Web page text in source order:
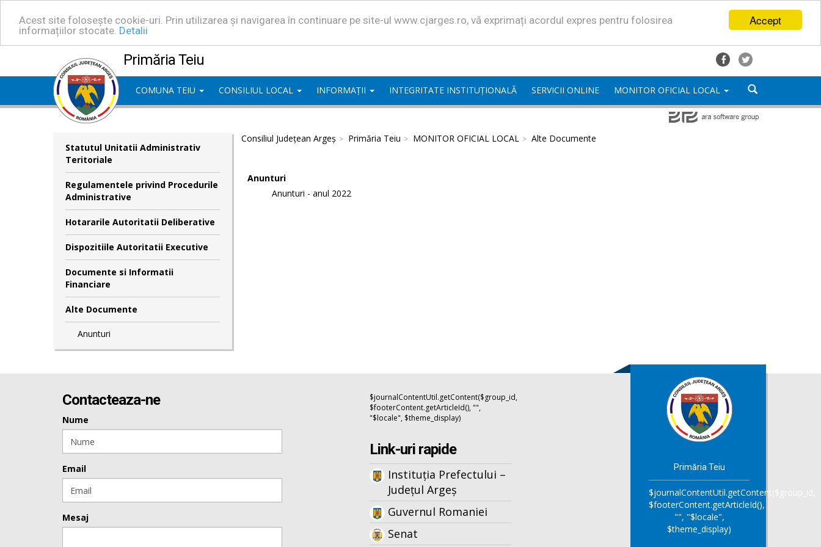
Accept
Acest site folosește cookie-uri. Prin utilizarea și navigarea în continuare pe site-ul www.cjarges.ro, vă exprimați acordul expres pentru folosirea
informațiilor stocate. Detalii
Primăria Teiu
COMUNA TEIU CONSILIUL LOCAL INFORMAȚII INTEGRITATE INSTITUȚIONALĂ SERVICII ONLINE MONITOR OFICIAL LOCAL
Statutul Unitatii Administrativ
Teritoriale
Regulamentele privind Procedurile
Administrative
Hotararile Autoritatii Deliberative
Dispozitiile Autoritatii Executive
Documente si Informatii
Financiare
Alte Documente
Anunturi
Consiliul Județean Argeș Primăria Teiu MONITOR OFICIAL LOCAL Alte Documente
Anunturi
Anunturi - anul 2022
Contacteaza-ne
Nume
Email
Mesaj
$journalContentUtil.getContent($group_id,
$footerContent.getArticleId(), "",
"$locale", $theme_display)
Link-uri rapide
Instituția Prefectului –
Județul Argeș
Guvernul Romaniei
Senat
Primăria Teiu
$journalContentUtil.getContent($group_id,
$footerContent.getArticleId(),
"", "$locale",
$theme_display)